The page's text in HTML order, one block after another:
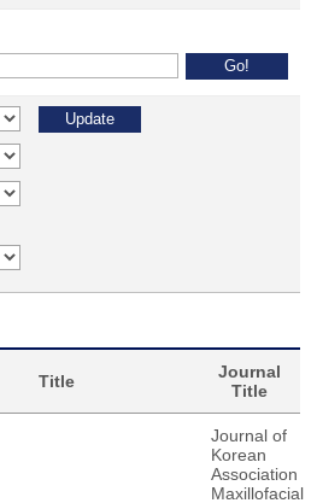
Title
Journal
Title
Journal of
Korean
Association
Maxillofacial